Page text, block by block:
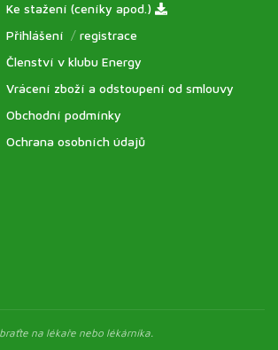
Ke stažení (ceníky apod.)
Přihlášení / registrace
Členství v klubu Energy
Vrácení zboží a odstoupení od smlouvy
Obchodní podmínky
Ochrana osobních údajů
na lékaře nebo lékárníka.